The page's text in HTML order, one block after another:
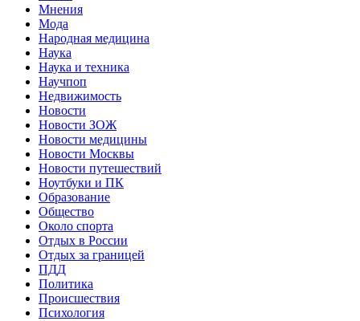
Мнения
Мода
Народная медицина
Наука
Наука и техника
Научпоп
Недвижимость
Новости
Новости ЗОЖ
Новости медицины
Новости Москвы
Новости путешествий
Ноутбуки и ПК
Образование
Общество
Около спорта
Отдых в России
Отдых за границей
ПДД
Политика
Происшествия
Психология